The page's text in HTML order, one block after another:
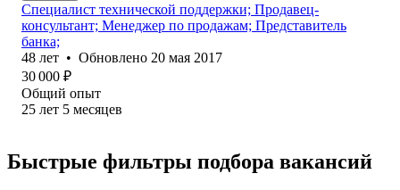
Специалист технической поддержки; Продавец-
консультант; Менеджер по продажам; Представитель
банка;
48 лет • Обновлено 20 мая 2017
30 000 ₽
Общий опыт
25 лет 5 месяцев
Быстрые фильтры подбора вакансий